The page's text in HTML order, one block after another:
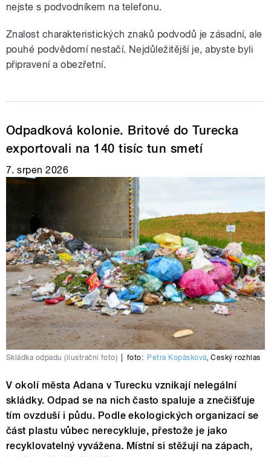
nejste s podvodníkem na telefonu.
Znalost charakteristických znaků podvodů je zásadní, ale
pouhé podvědomí nestačí. Nejdůležitější je, abyste byli
připravení a obezřetní.
Odpadková kolonie. Britové do Turecka
exportovali na 140 tisíc tun smetí
7. srpen 2026
Skládka odpadu (ilustrační foto) foto: Petra Kopásková,Český rozhlas
V okolí města Adana v Turecku vznikají nelegální
skládky. Odpad se na nich často spaluje a znečišťuje
tím ovzduší i půdu. Podle ekologických organizací se
část plastu vůbec nerecykluje, přestože je jako
recyklovatelný vyvážena. Místní si stěžují na zápach,